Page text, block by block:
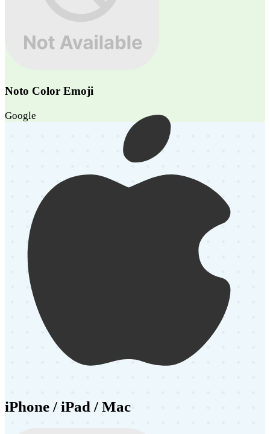
Noto Color Emoji
Google
iPhone / iPad / Mac